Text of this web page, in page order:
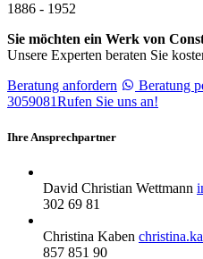
1886 - 1952
Sie möchten ein Werk von
Unsere Experten beraten Sie
Beratung anfordern
Beratung
3059081Rufen Sie uns an!
Ihre Ansprechpartner
David Christian Wettmann
302 69 81
Christina Kaben
857 851 90